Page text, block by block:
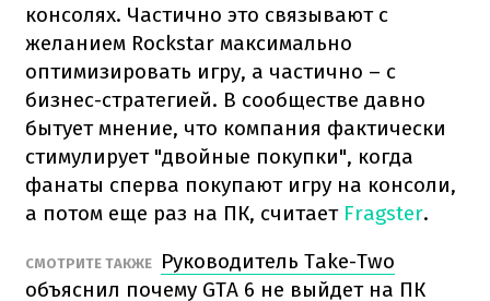
консолях. Частично это связывают с
желанием Rockstar максимально
оптимизировать игру, а частично – с
бизнес-стратегией. В сообществе давно
бытует мнение, что компания фактически
стимулирует "двойные покупки", когда
фанаты сперва покупают игру на консоли,
а потом еще раз на ПК, считает Fragster.
СМОТРИТЕ ТАКЖЕ
Руководитель Take-Two
объяснил почему GTA 6 не выйдет на ПК